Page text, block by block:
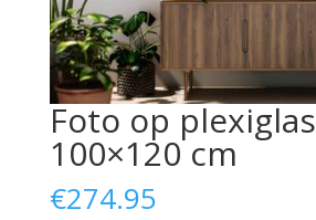
Foto op plexiglas
100×120 cm
€274.95